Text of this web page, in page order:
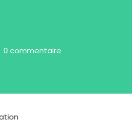
0 commentaire